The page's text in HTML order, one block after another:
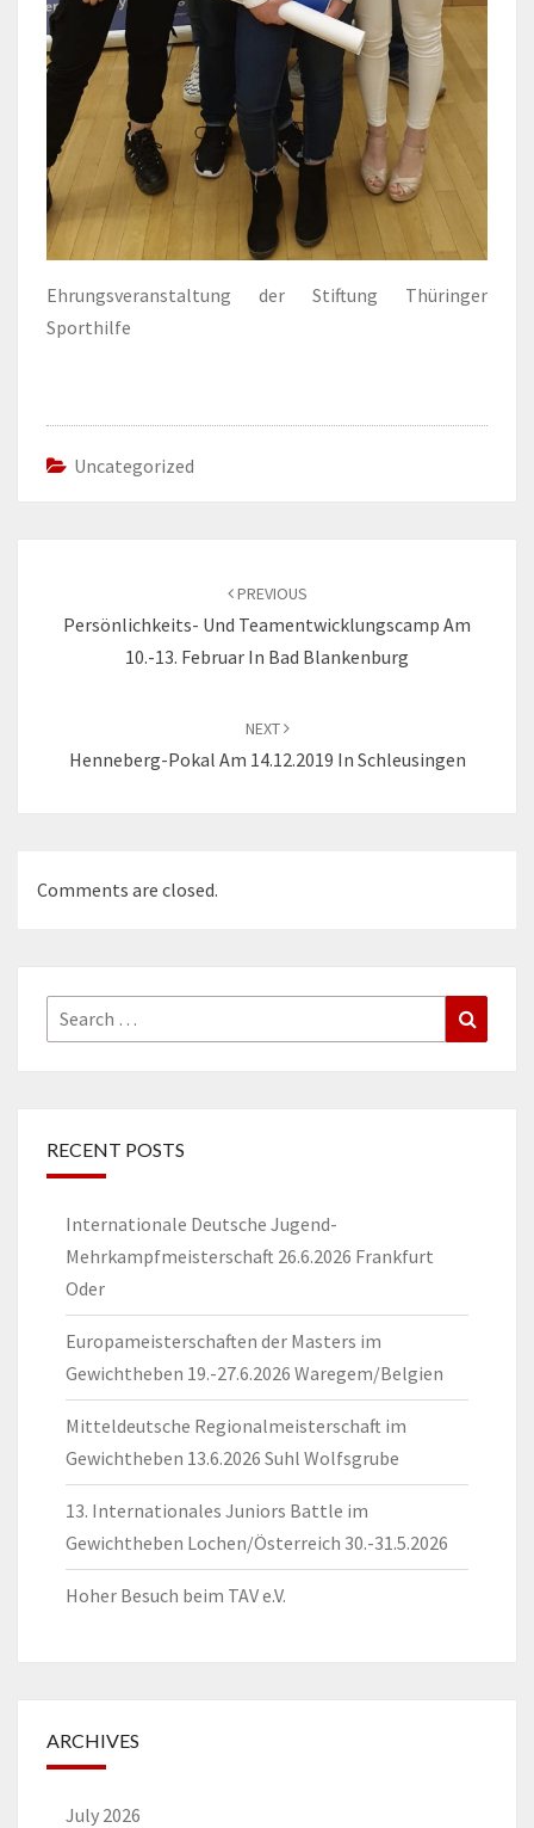
Ehrungsveranstaltung der Stiftung Thüringer
Sporthilfe
Uncategorized
PREVIOUS
Persönlichkeits- Und Teamentwicklungscamp Am
10.-13. Februar In Bad Blankenburg
NEXT
Henneberg-Pokal Am 14.12.2019 In Schleusingen
Comments are closed.
Search
for:
RECENT POSTS
Internationale Deutsche Jugend-
Mehrkampfmeisterschaft 26.6.2026 Frankfurt
Oder
Europameisterschaften der Masters im
Gewichtheben 19.-27.6.2026 Waregem/Belgien
Mitteldeutsche Regionalmeisterschaft im
Gewichtheben 13.6.2026 Suhl Wolfsgrube
13. Internationales Juniors Battle im
Gewichtheben Lochen/Österreich 30.-31.5.2026
Hoher Besuch beim TAV e.V.
ARCHIVES
July 2026